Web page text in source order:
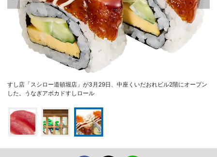
すし店「スシロー道頓堀店」が3月29日、中座くいだおれビル2階にオープン
した。うなぎアボカドすしロール